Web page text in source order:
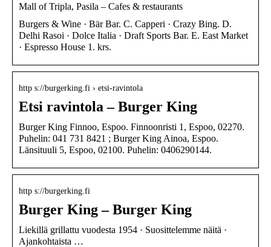
Mall of Tripla, Pasila – Cafes & restaurants
Burgers & Wine · Bär Bar. C. Capperi · Crazy Bing. D.
Delhi Rasoi · Dolce Italia · Draft Sports Bar. E. East Market
· Espresso House 1. krs.
http s://burgerking.fi › etsi-ravintola
Etsi ravintola – Burger King
Burger King Finnoo, Espoo. Finnoonristi 1, Espoo, 02270.
Puhelin: 041 731 8421 ; Burger King Ainoa, Espoo.
Länsituuli 5, Espoo, 02100. Puhelin: 0406290144.
http s://burgerking.fi
Burger King – Burger King
Liekillä grillattu vuodesta 1954 · Suosittelemme näitä ·
Ajankohtaista …